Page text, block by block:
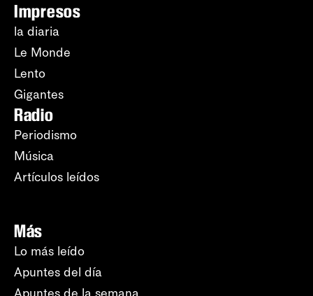
Impresos
la diaria
Le Monde
Lento
Gigantes
Radio
Periodismo
Música
Artículos leídos
Más
Lo más leído
Apuntes del día